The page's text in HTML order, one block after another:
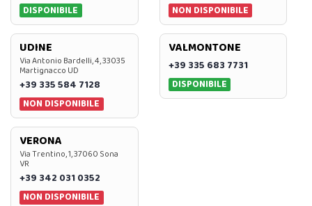
DISPONIBILE
NON DISPONIBILE
UDINE
Via Antonio Bardelli, 4, 33035
Martignacco UD
+39 335 584 7128
NON DISPONIBILE
VALMONTONE
+39 335 683 7731
DISPONIBILE
VERONA
Via Trentino, 1, 37060 Sona
VR
+39 342 031 0352
NON DISPONIBILE